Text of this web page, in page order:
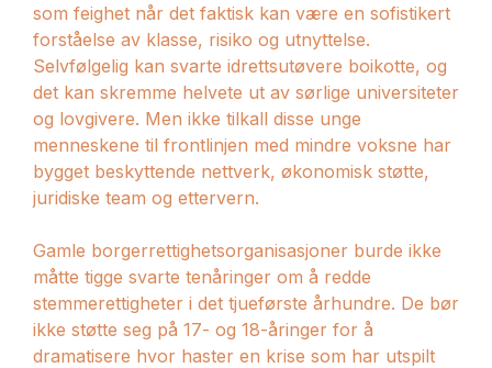
som feighet når det faktisk kan være en sofistikert
forståelse av klasse, risiko og utnyttelse.
Selvfølgelig kan svarte idrettsutøvere boikotte, og
det kan skremme helvete ut av sørlige universiteter
og lovgivere. Men ikke tilkall disse unge
menneskene til frontlinjen med mindre voksne har
bygget beskyttende nettverk, økonomisk støtte,
juridiske team og ettervern.
Gamle borgerrettighetsorganisasjoner burde ikke
måtte tigge svarte tenåringer om å redde
stemmerettigheter i det tjueførste århundre. De bør
ikke støtte seg på 17- og 18-åringer for å
dramatisere hvor haster en krise som har utspilt